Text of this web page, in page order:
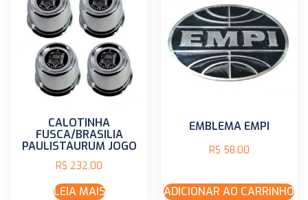
CALOTINHA
FUSCA/BRASILIA
PAULISTAURUM JOGO
R$ 232,00
LEIA MAIS
EMBLEMA EMPI
R$ 58,00
ADICIONAR AO CARRINHO